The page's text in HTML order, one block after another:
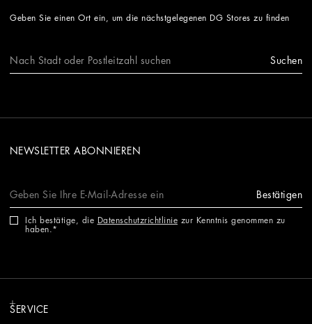
Geben Sie einen Ort ein, um die nächstgelegenen DG Stores zu finden
Suchen
NEWSLETTER ABONNIEREN
Bestätigen
Ich bestätige, die Datenschutzrichtlinie zur Kenntnis genommen zu
haben.
SERVICE